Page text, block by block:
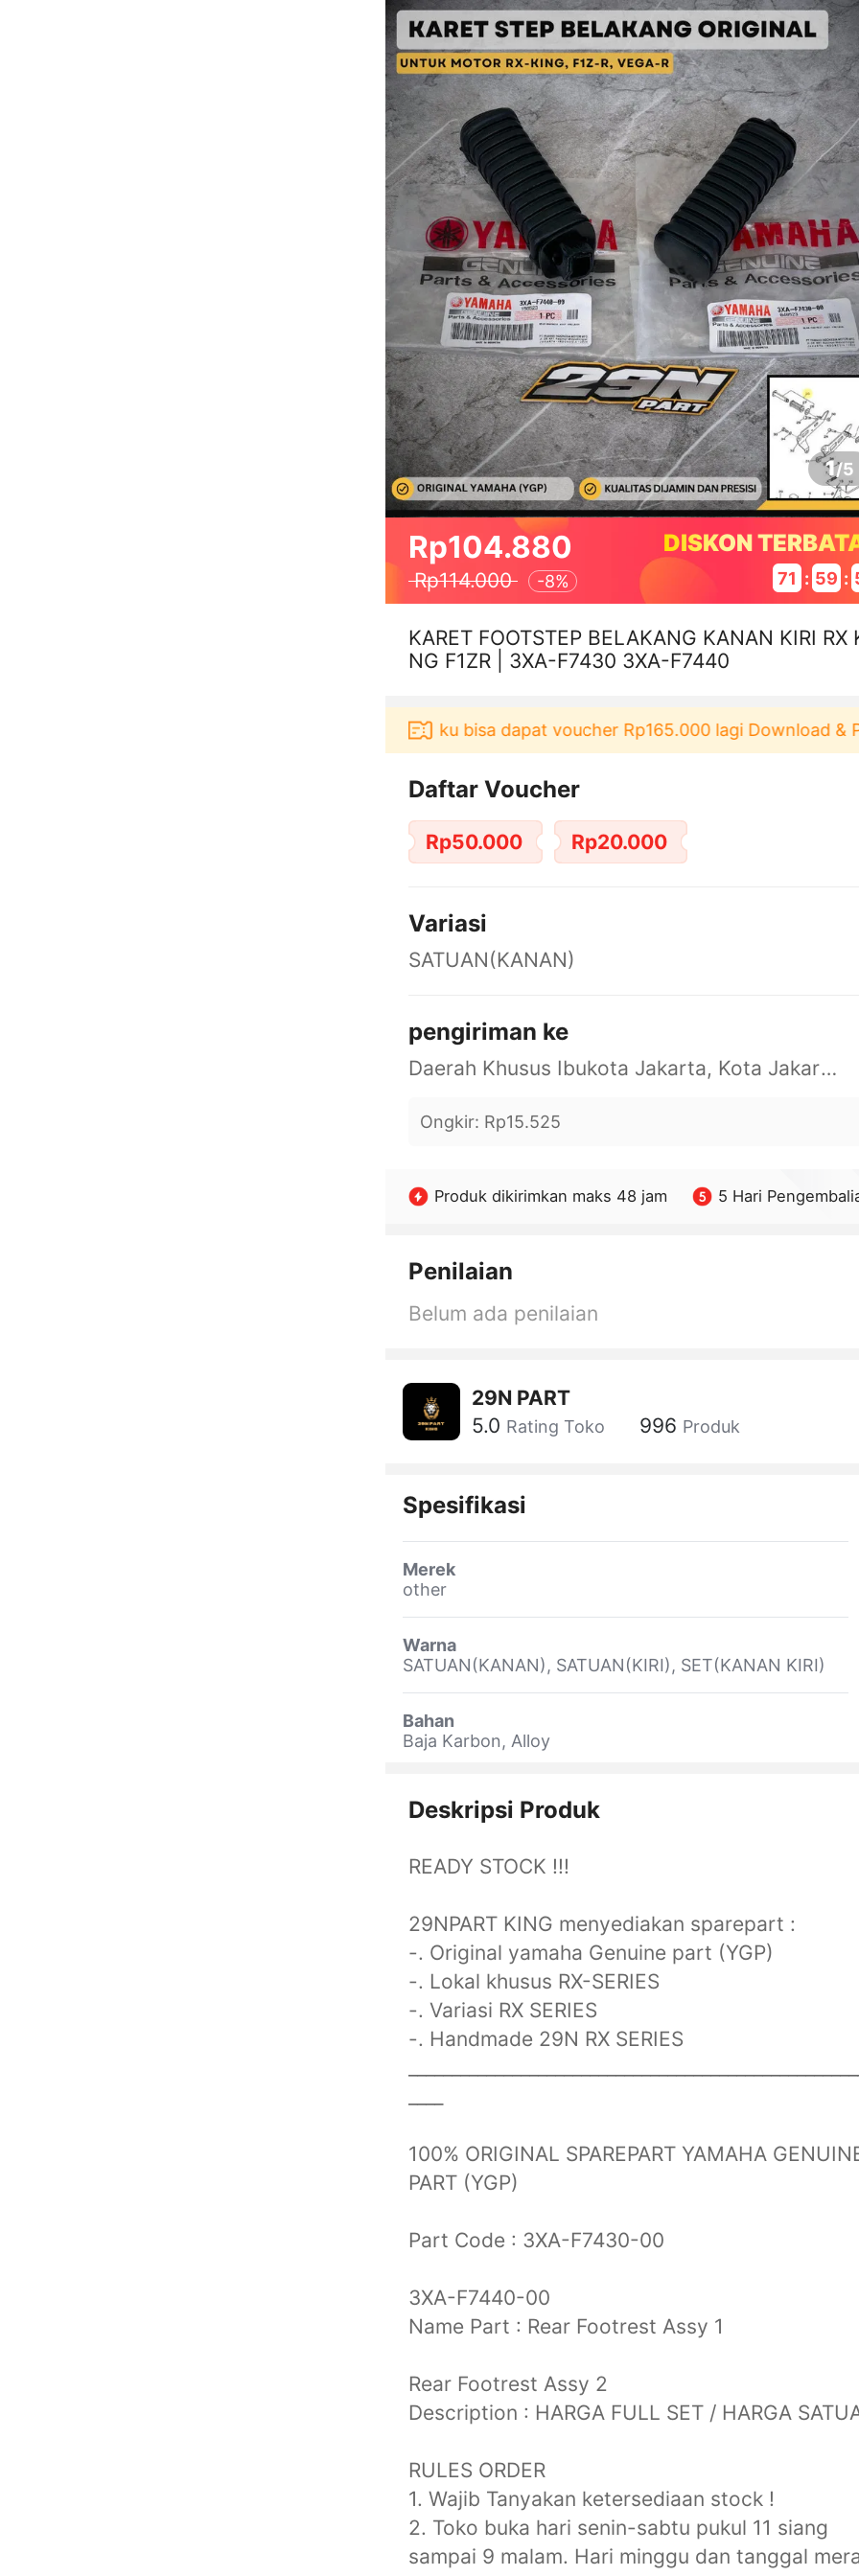
1/5
Rp104.880
Rp114.000 -8%
DISKON
71 : 59 :
KARET FOOTSTEP BELAKANG KANAN KIRI RX
NG F1ZR | 3XA-F7430 3XA-F7440
Pengguna baru berbelanja di aplikasi Akulaku bisa dapat voucher Rp165.000 lagi Download & Pakai
Daftar Voucher
Rp50.000 Rp20.000
Variasi
SATUAN(KANAN)
pengiriman ke
Daerah Khusus Ibukota Jakarta, Kota Jakarta Barat, Cengkareng, yy
Ongkir: Rp15.525
Produk dikirimkan maks 48 jam 5 Hari
Penilaian
Belum ada penilaian
29N PART
5.0 Rating Toko 996 Produk
Spesifikasi
Merek
other
Warna
SATUAN(KANAN), SATUAN(KIRI), SET(KANAN KIRI)
Bahan
Baja Karbon, Alloy
Deskripsi Produk
READY STOCK !!!
29NPART KING menyediakan sparepart :
-. Original yamaha Genuine part (YGP)
-. Lokal khusus RX-SERIES
-. Variasi RX SERIES
-. Handmade 29N RX SERIES
100% ORIGINAL SPAREPART YAMAHA
PART (YGP)
Part Code : 3XA-F7430-00
3XA-F7440-00
Name Part : Rear Footrest Assy 1
Rear Footrest Assy 2
Description : HARGA FULL SET / HARGA
RULES ORDER
1. Wajib Tanyakan ketersediaan stock !
2. Toko buka hari senin-sabtu pukul 11 siang
sampai 9 malam. Hari minggu dan tanggal